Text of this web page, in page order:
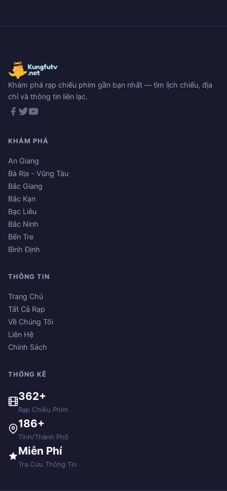
Khám phá rạp chiếu phim gần bạn nhất — tìm lịch chiếu, địa
chỉ và thông tin liên lạc.
KHÁM PHÁ
An Giang
Bà Rịa - Vũng Tàu
Bắc Giang
Bắc Kạn
Bạc Liêu
Bắc Ninh
Bến Tre
Bình Định
THÔNG TIN
Trang Chủ
Tất Cả Rạp
Về Chúng Tôi
Liên Hệ
Chính Sách
THỐNG KÊ
362+
Rạp Chiếu Phim
186+
Tỉnh/Thành Phố
Miễn Phí
Tra Cứu Thông Tin